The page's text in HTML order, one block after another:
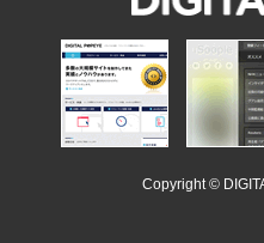
DIGITAL
POPEYE
iSoople
Copyright ©